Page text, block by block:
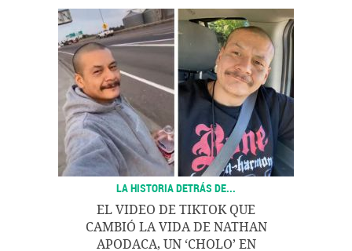
LA HISTORIA DETRÁS DE...
EL VIDEO DE TIKTOK QUE
CAMBIÓ LA VIDA DE NATHAN
APODACA, UN ‘CHOLO’ EN